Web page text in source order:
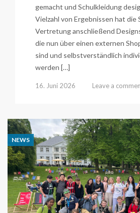
gemacht und Schulkleidung
Vielzahl von Ergebnissen hat die
Vertretung anschließend
die nun über einen externen
sind und selbstverständlich
werden […]
16. Juni 2026 Leave a
NEWS